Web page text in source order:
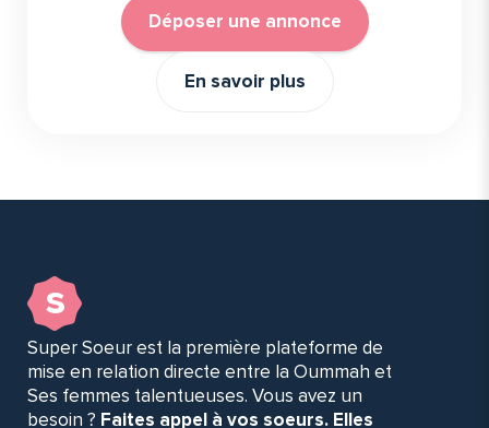
Déposer une annonce
En savoir plus
s
Super Soeur est la première plateforme de
mise en relation directe entre la Oummah et
Ses femmes talentueuses. Vous avez un
besoin ? Faites appel à vos soeurs. Elles